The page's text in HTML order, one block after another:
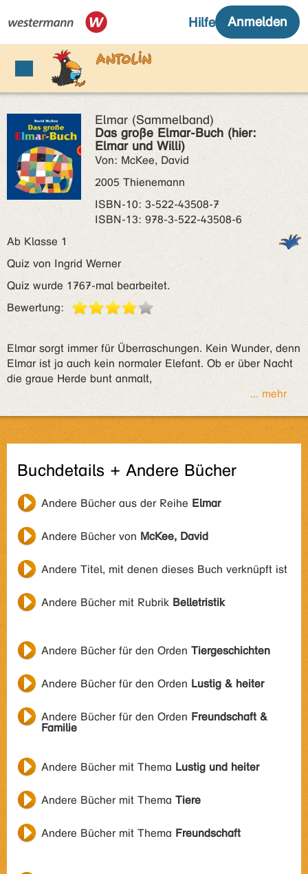
Elmar (Sammelband)
Das große Elmar-Buch (hier:
Elmar und Willi)
Von: McKee, David
2005 Thienemann
ISBN‑10: 3-522-43508-7
ISBN‑13: 978-3-522-43508-6
Ab Klasse 1
Quiz von Ingrid Werner
Quiz wurde 1767-mal bearbeitet.
Bewertung:
Elmar sorgt immer für Überraschungen. Kein Wunder, denn
Elmar ist ja auch kein normaler Elefant. Ob er über Nacht
die graue Herde bunt anmalt,
... mehr
Buchdetails + Andere Bücher
Andere Bücher aus der Reihe Elmar
Andere Bücher von McKee, David
Andere Titel, mit denen dieses Buch verknüpft ist
Andere Bücher mit Rubrik Belletristik
Andere Bücher für den Orden Tiergeschichten
Andere Bücher für den Orden Lustig & heiter
Andere Bücher für den Orden Freundschaft &
Familie
Andere Bücher mit Thema Lustig und heiter
Andere Bücher mit Thema Tiere
Andere Bücher mit Thema Freundschaft